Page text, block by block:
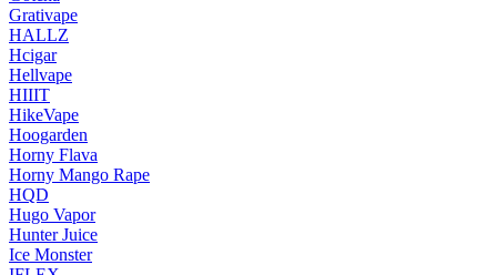
Grativape
HALLZ
Hcigar
Hellvape
HIIIT
HikeVape
Hoogarden
Horny Flava
Horny Mango Rape
HQD
Hugo Vapor
Hunter Juice
Ice Monster